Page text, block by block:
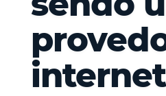
internet